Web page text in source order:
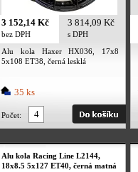
3 152,14 Kč
bez DPH
3 814,09 Kč
s DPH
Alu kola Haxer HX036, 17x8
5x108 ET38, černá lesklá
35 ks
Počet:
Alu kola Racing Line L2144,
18x8.5 5x127 ET40, černá matná